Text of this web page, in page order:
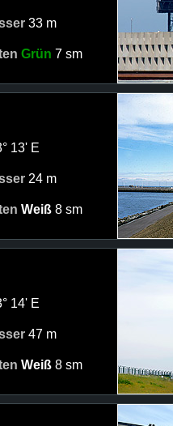
33 m
Grün 7 sm
13' E
24 m
Weiß 8 sm
14' E
47 m
Weiß 8 sm